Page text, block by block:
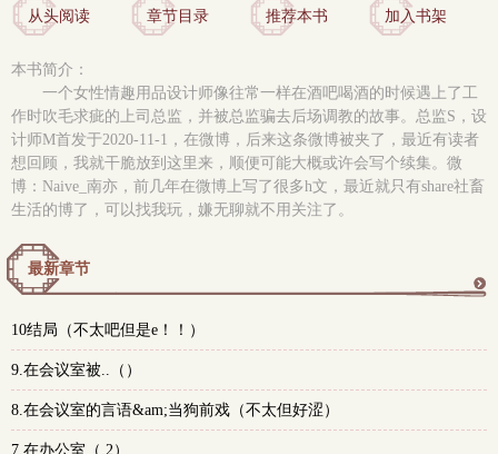
从头阅读 章节目录 推荐本书 加入书架
本书简介：
一个女性情趣用品设计师像往常一样在酒吧喝酒的时候遇上了工
作时吹毛求疵的上司总监，并被总监骗去后场调教的故事。总监S，设
计师M首发于2020-11-1，在微博，后来这条微博被夹了，最近有读者
想回顾，我就干脆放到这里来，顺便可能大概或许会写个续集。微
博：Naive_南亦，前几年在微博上写了很多h文，最近就只有share社畜
生活的博了，可以找我玩，嫌无聊就不用关注了。
最新章节
10结局（不太吧但是e！！）
9.在会议室被..（）
8.在会议室的言语&am;当狗前戏（不太但好涩）
7.在办公室（.2）